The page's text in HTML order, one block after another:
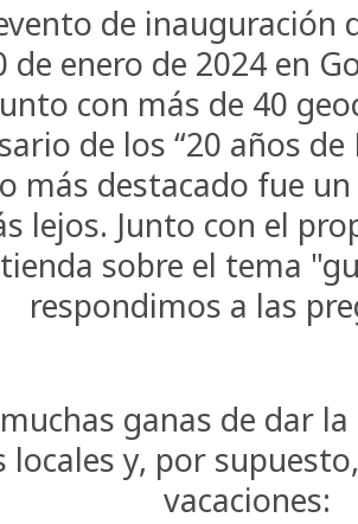
de inauguración
de enero de 2024 en
con más de 40
de los “20 años de
más destacado fue un
lejos. Junto con el
sobre el tema
respondimos a las
ganas de dar
locales y, por
vacaciones: